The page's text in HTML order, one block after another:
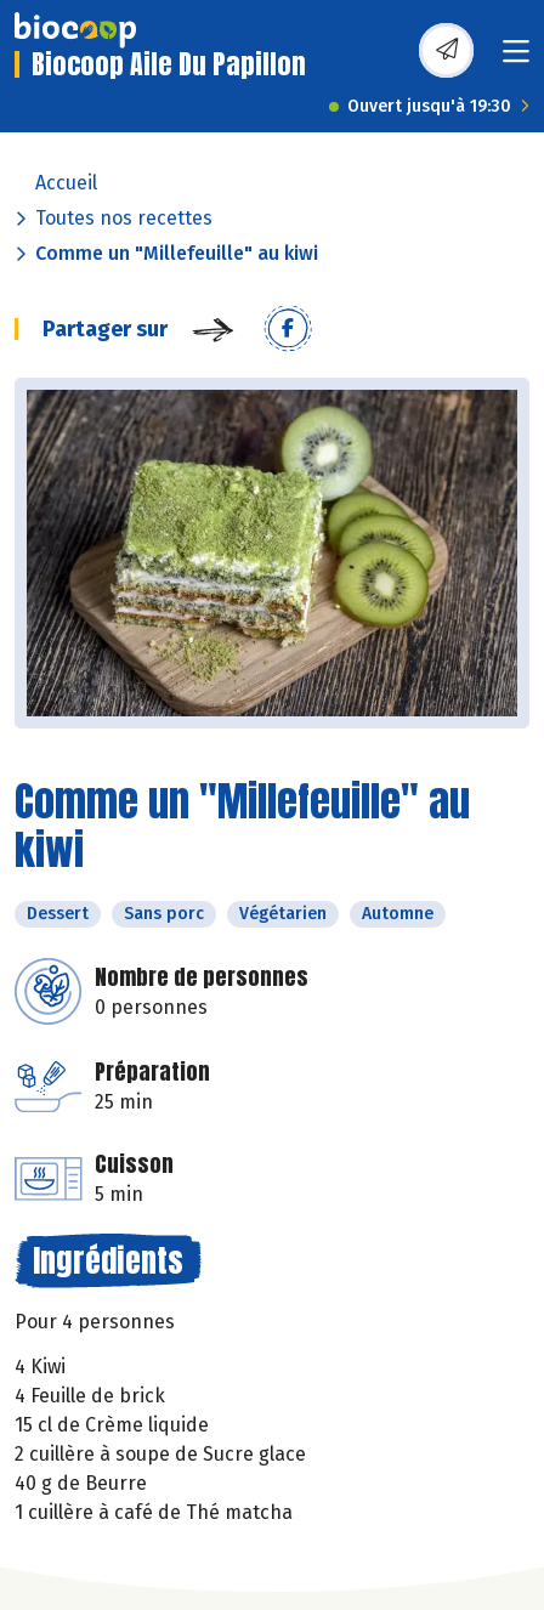
Biocoop Aile Du Papillon
Ouvert jusqu'à 19:30
Accueil
Toutes nos recettes
Comme un "Millefeuille" au kiwi
Partager sur
Comme un "Millefeuille" au
kiwi
Dessert Sans porc Végétarien Automne
Nombre de personnes
0 personnes
Préparation
25 min
Cuisson
5 min
Ingrédients
Pour 4 personnes
4 Kiwi
4 Feuille de brick
15 cl de Crème liquide
2 cuillère à soupe de Sucre glace
40 g de Beurre
1 cuillère à café de Thé matcha